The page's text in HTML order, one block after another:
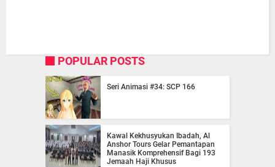
POPULAR POSTS
Seri Animasi #34: SCP 166
Kawal Kekhusyukan Ibadah, Al
Anshor Tours Gelar Pemantapan
Manasik Komprehensif Bagi 193
Jemaah Haji Khusus